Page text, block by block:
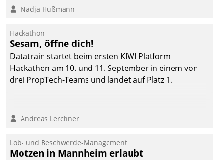
Nadja Hußmann
Hackathon
Sesam, öffne dich!
Datatrain startet beim ersten KIWI Platform
Hackathon am 10. und 11. September in einem von
drei PropTech-Teams und landet auf Platz 1.
Andreas Lerchner
Lob- und Beschwerde-Management
Motzen in Mannheim erlaubt